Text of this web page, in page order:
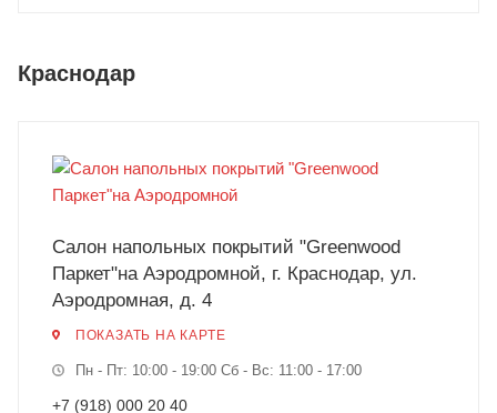
Краснодар
Салон напольных покрытий "Greenwood
Паркет"на Аэродромной, г. Краснодар, ул.
Аэродромная, д. 4
ПОКАЗАТЬ НА КАРТЕ
Пн - Пт: 10:00 - 19:00 Сб - Вс: 11:00 - 17:00
+7 (918) 000 20 40